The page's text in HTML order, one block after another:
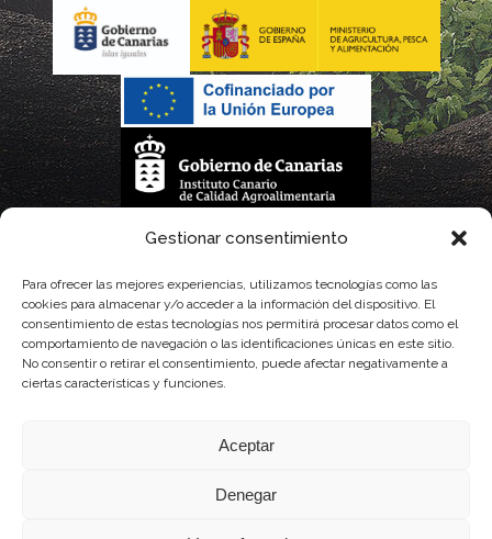
Gestionar consentimiento
Para ofrecer las mejores experiencias, utilizamos tecnologías como las
cookies para almacenar y/o acceder a la información del dispositivo. El
consentimiento de estas tecnologías nos permitirá procesar datos como el
comportamiento de navegación o las identificaciones únicas en este sitio.
No consentir o retirar el consentimiento, puede afectar negativamente a
ciertas características y funciones.
Aceptar
Denegar
La gestión de la DOP Lanzarote realizada por este Consejo Regulador es financiada,
con fondos provenientes del presupuesto de gastos del Instituto Canario de
Calidad Agroalimentaria